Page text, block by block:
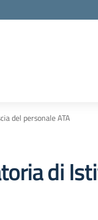
del personale ATA
di